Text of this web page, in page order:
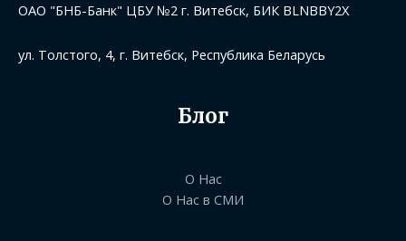
ОАО "БНБ-Банк" ЦБУ №2 г. Витебск, БИК BLNBBY2X
ул. Толстого, 4, г. Витебск, Республика Беларусь
Блог
О Нас
О Нас в СМИ